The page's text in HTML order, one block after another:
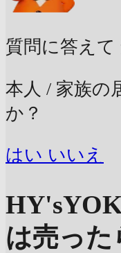
質問に答えて
本人 / 家族の
か？
はい いいえ
は売った